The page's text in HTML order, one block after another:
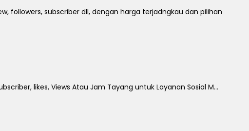
followers, subscriber dll, dengan harga terjadngkau dan pilihan
likes, Views Atau Jam Tayang untuk Layanan Sosial M...